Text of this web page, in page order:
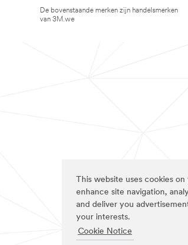
This website uses cookies
enhance site navigation,
and deliver you
your interests.
Cookie Notice
De bovenstaande merken zijn handelsmerken
van 3M.we